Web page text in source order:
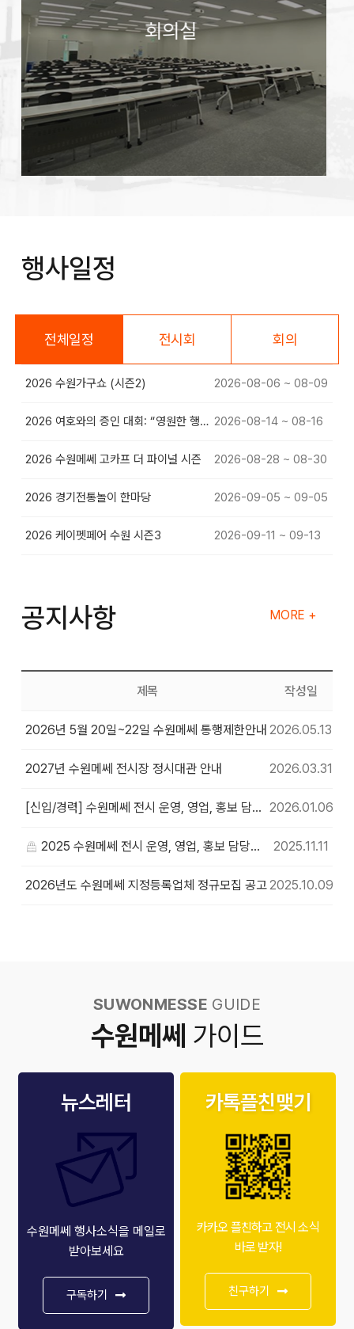
회의실
행사일정
전체일정 전시회 회의
2026 수원가구쇼 (시즌2) 2026-08-06 ~ 08-09
2026 여호와의 증인 대회: “영원한 행복” 2026-08-14 ~ 08-16
2026 수원메쎄 고카프 더 파이널 시즌 2026-08-28 ~ 08-30
2026 경기전통놀이 한마당 2026-09-05 ~ 09-05
2026 케이펫페어 수원 시즌3 2026-09-11 ~ 09-13
공지사항 MORE +
제목 작성일
2026년 5월 20일~22일 수원메쎄 통행제한안내 2026.05.13
2027년 수원메쎄 전시장 정시대관 안내 2026.03.31
[신입/경력] 수원메쎄 전시 운영, 영업, 홍보 담당자 채용공고 2026.01.06
2025 수원메쎄 전시 운영, 영업, 홍보 담당자 채용공고 2025.11.11
2026년도 수원메쎄 지정등록업체 정규모집 공고 2025.10.09
SUWONMESSE GUIDE
수원메쎄 가이드
뉴스레터
수원메쎄 행사소식을 메일로
받아보세요
구독하기
카톡플친맺기
카카오 플친하고 전시 소식
바로 받자!
친구하기